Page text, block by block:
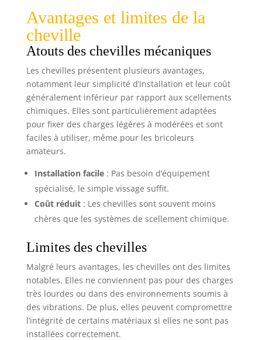
Avantages et limites de la
cheville
Atouts des chevilles mécaniques
Les chevilles présentent plusieurs avantages,
notamment leur simplicité d’installation et leur coût
généralement inférieur par rapport aux scellements
chimiques. Elles sont particulièrement adaptées
pour fixer des charges légères à modérées et sont
faciles à utiliser, même pour les bricoleurs
amateurs.
Installation facile: Pas besoin d’équipement
spécialisé, le simple vissage suffit.
Coût réduit: Les chevilles sont souvent moins
chères que les systèmes de scellement chimique.
Limites des chevilles
Malgré leurs avantages, les chevilles ont des limites
notables. Elles ne conviennent pas pour des charges
très lourdes ou dans des environnements soumis à
des vibrations. De plus, elles peuvent compromettre
l’intégrité de certains matériaux si elles ne sont pas
installées correctement.